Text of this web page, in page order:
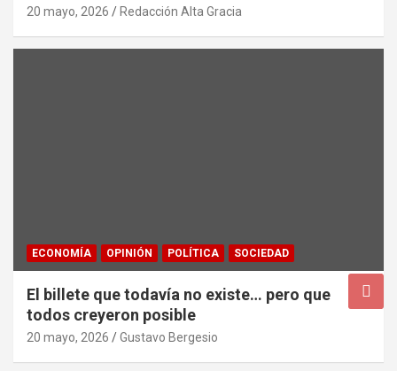
20 mayo, 2026 Redacción Alta Gracia
ECONOMÍA OPINIÓN POLÍTICA SOCIEDAD
El billete que todavía no existe… pero que
todos creyeron posible
20 mayo, 2026 Gustavo Bergesio